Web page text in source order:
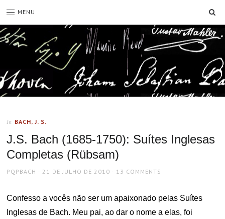
MENU
In BACH, J. S.
J.S. Bach (1685-1750): Suítes Inglesas
Completas (Rübsam)
AUTHOR
PQPBACH
POSTED
21 DE JULHO DE 2010 13 COMMENTS
Confesso a vocês não ser um apaixonado pelas Suítes
Inglesas de Bach. Meu pai, ao dar o nome a elas, foi